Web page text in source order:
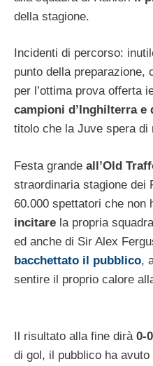
della stagione.
Incidenti di percorso:
punto della preparazione,
per l’ottima prova offerta
campioni d’Inghilterra e
titolo che la Juve spera di
Festa grande all’Old
straordinaria stagione dei
60.000 spettatori che non
incitare la propria
ed anche di Sir Alex
bacchettato il pubblico,
sentire il proprio calore
Il risultato alla fine dirà 0-
di gol, il pubblico ha